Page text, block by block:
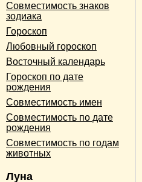
Совместимость знаков
зодиака
Гороскоп
Любовный гороскоп
Восточный календарь
Гороскоп по дате
рождения
Совместимость имен
Совместимость по дате
рождения
Совместимость по годам
животных
Луна